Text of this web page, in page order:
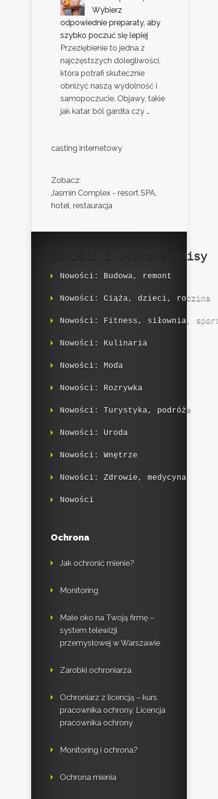
Wybierz
odpowiednie preparaty, aby
szybko poczuć się lepiej
Przeziębienie to jedna z
najczęstszych dolegliwości,
która potrafi skutecznie
obniżyć naszą wydolność i
samopoczucie. Objawy, takie
jak katar, ból gardła czy …
casting internetowy
Zobacz:
Jasmin Complex - resort SPA,
hotel, restauracja
Nowości i wybrane wpisy
Nowości: Budowa, remont
Nowości: Ciąża, dzieci, rodzina
Nowości: Fitness, siłownia,
Nowości: Kulinaria
Nowości: Moda
Nowości: Rozrywka
Nowości: Turystyka, podróże
Nowości: Uroda
Nowości: Wnętrze
Nowości: Zdrowie, medycyna
Nowości
Ochrona
Jak ochronić mienie?
Monitoring
Małe oko na Twoją firmę –
system telewizji
przemysłowej w Warszawie
Zarobki ochroniarza
Ochroniarz z licencją – kurs
pracownika ochrony. Licencja
pracownika ochrony
Monitoring i ochrona?
Ochrona mienia